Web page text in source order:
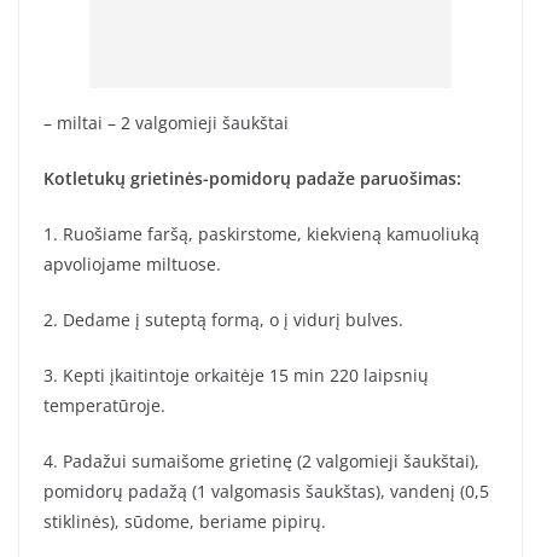
– miltai – 2 valgomieji šaukštai
Kotletukų grietinės-pomidorų padaže paruošimas:
1. Ruošiame faršą, paskirstome, kiekvieną kamuoliuką
apvoliojame miltuose.
2. Dedame į suteptą formą, o į vidurį bulves.
3. Kepti įkaitintoje orkaitėje 15 min 220 laipsnių
temperatūroje.
4. Padažui sumaišome grietinę (2 valgomieji šaukštai),
pomidorų padažą (1 valgomasis šaukštas), vandenį (0,5
stiklinės), sūdome, beriame pipirų.